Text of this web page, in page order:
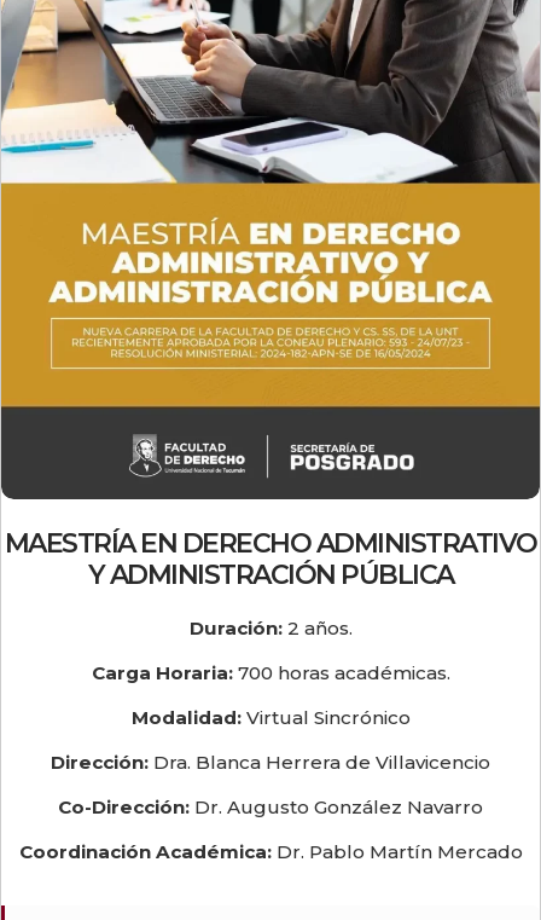
MAESTRÍA EN DERECHO ADMINISTRATIVO
Y ADMINISTRACIÓN PÚBLICA
Duración:2 años.
Carga Horaria:700 horas académicas.
Modalidad:Virtual Sincrónico
Dirección: Dra. Blanca Herrera de Villavicencio
Co-Dirección: Dr. Augusto González Navarro
Coordinación Académica:Dr. Pablo Martín Mercado